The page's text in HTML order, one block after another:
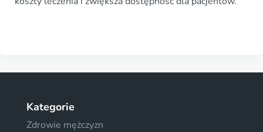
Kategorie
Zdrowie mężczyzn